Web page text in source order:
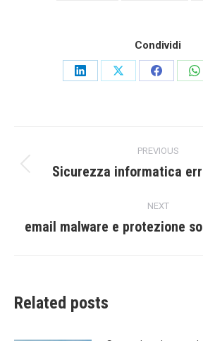
Condividi
Share
Share
Share
navigation
PREVIOUS
Previous
Sicurezza informatica
NEXT
Next
email malware e protezione
Related posts